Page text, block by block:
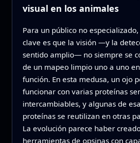
visual en los animales
Para un público no
clave es que la visión —y la
sentido amplio— no siempre se
de un mapeo limpio uno a uno
función. En esta medusa, un ojo
funcionar con varias proteínas
intercambiables, y algunas de
proteínas se reutilizan en otras
La evolución parece haber
herramientas de opsinas con